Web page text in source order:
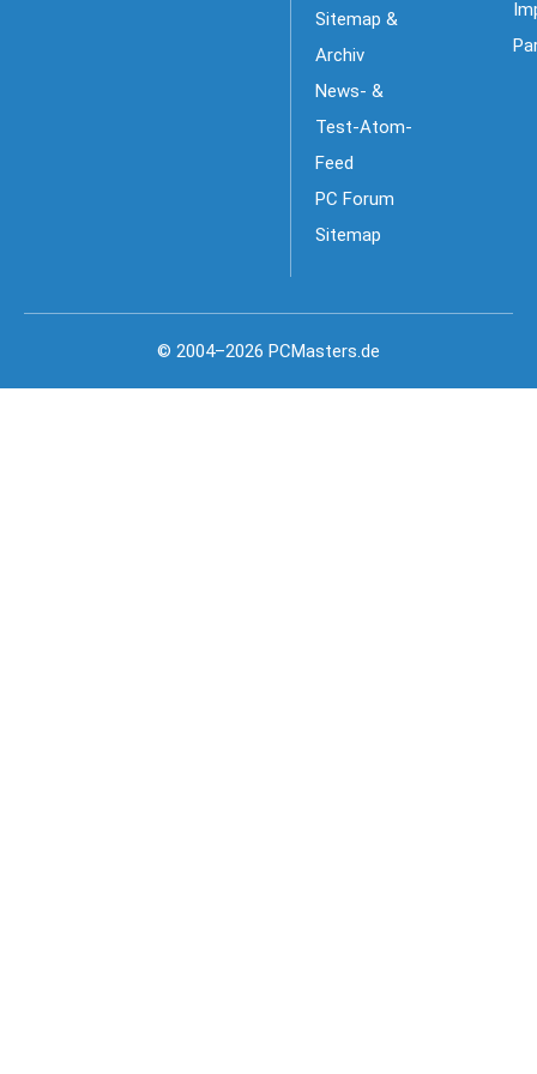
Sitemap &
Archiv
News- &
Test-Atom-
Feed
PC Forum
Sitemap
© 2004–2026 PCMasters.de